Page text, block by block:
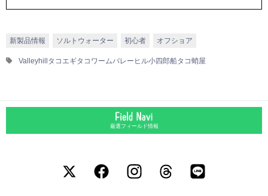
新製品情報 ソルトウォーター 初心者 オフショア
Valleyhill タコエギタコワームバレーヒル小四郎船タコ蛸屋
厳選フィールド情報